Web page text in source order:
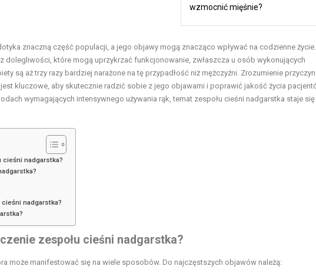
wzmocnić mięśnie?
znaczną część populacji, a jego objawy mogą znacząco wpływać na codzienne
dolegliwości, które mogą uprzykrzać funkcjonowanie, zwłaszcza u osób wykonujących
są aż trzy razy bardziej narażone na tę przypadłość niż mężczyźni. Zrozumienie
kluczowe, aby skutecznie radzić sobie z jego objawami i poprawić jakość życia
wymagających intensywnego używania rąk, temat zespołu cieśni nadgarstka staje
nadgarstka?
nadgarstka?
zespołu cieśni nadgarstka?
może manifestować się na wiele sposobów. Do najczęstszych objawów należą: